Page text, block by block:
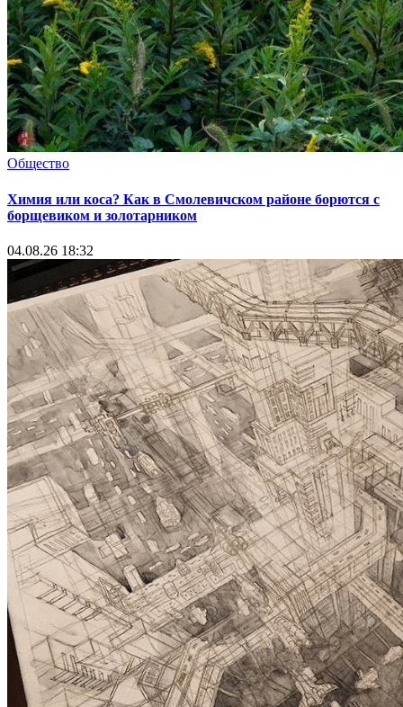
Общество
Химия или коса? Как в Смолевичском районе борются с
борщевиком и золотарником
04.08.26 18:32